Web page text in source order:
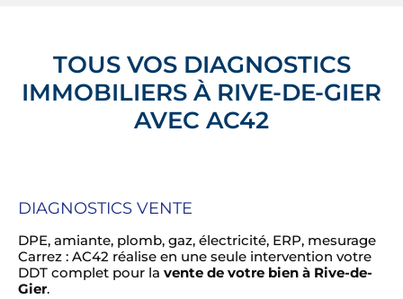
TOUS VOS DIAGNOSTICS
IMMOBILIERS À RIVE-DE-GIER
AVEC AC42
DIAGNOSTICS VENTE
DPE, amiante, plomb, gaz, électricité, ERP, mesurage
Carrez : AC42 réalise en une seule intervention votre
DDT complet pour la vente de votre bien à Rive-de-
Gier.